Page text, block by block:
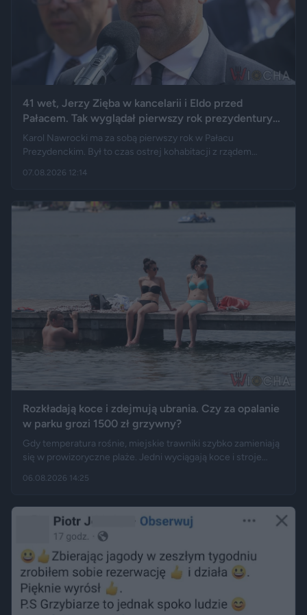
41 wet, Jerzy Zięba w kancelarii i Eldo przed
Pałacem. Tak wyglądał pierwszy rok prezydentury
Karola Nawrockiego
Karol Nawrocki ma za sobą pierwszy rok w Pałacu
Prezydenckim. Był to czas ostrej kohabitacji z rządem
brakowało też wydarzeń z zupełnie innej kategorii: w
uświetnił występ rapera, Eldo. Pierwszy rok prezydentury
podsumowują m.in. Fakt, Demagog, „Gazeta Wyborcza” i „Do
07.08.2026 12:14
Rozkładają koce i zdejmują ubrania. Czy za opalanie
w parku grozi 1500 zł grzywny?
Gdy temperatura rośnie, miejskie trawniki szybko zamieniają
się w prowizoryczne plaże. Jedni wyciągają koce i stroje
legalne. Jak opisują Gazeta.pl i „Rzeczpospolita”, samo
przez nagość, złamanie regulaminu parku albo zajęcie
trawnika, który nie został przeznaczony do rekreacji.
06.08.2026 14:25